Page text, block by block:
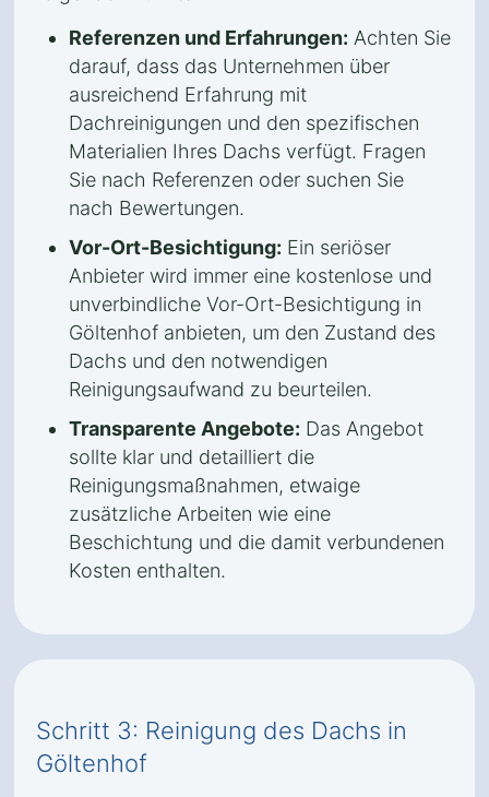
Referenzen und Erfahrungen: Achten Sie
darauf, dass das Unternehmen über
ausreichend Erfahrung mit
Dachreinigungen und den spezifischen
Materialien Ihres Dachs verfügt. Fragen
Sie nach Referenzen oder suchen Sie
nach Bewertungen.
Vor-Ort-Besichtigung: Ein seriöser
Anbieter wird immer eine kostenlose und
unverbindliche Vor-Ort-Besichtigung in
Göltenhof anbieten, um den Zustand des
Dachs und den notwendigen
Reinigungsaufwand zu beurteilen.
Transparente Angebote: Das Angebot
sollte klar und detailliert die
Reinigungsmaßnahmen, etwaige
zusätzliche Arbeiten wie eine
Beschichtung und die damit verbundenen
Kosten enthalten.
Schritt 3: Reinigung des Dachs in
Göltenhof